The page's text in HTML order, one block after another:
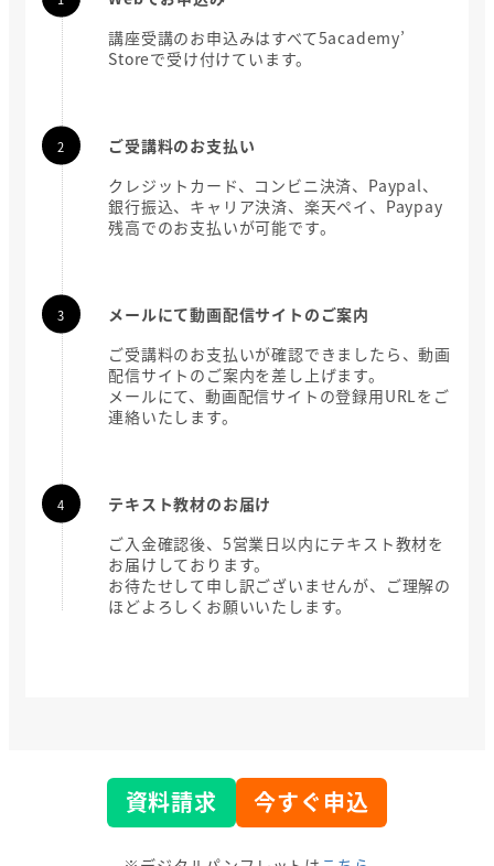
講座受講のお申込みはすべて5academy’
Storeで受け付けています。
ご受講料のお支払い
クレジットカード、コンビニ決済、Paypal、
銀行振込、キャリア決済、楽天ペイ、Paypay
残高でのお支払いが可能です。
メールにて動画配信サイトのご案内
ご受講料のお支払いが確認できましたら、動画
配信サイトのご案内を差し上げます。
メールにて、動画配信サイトの登録用URLをご
連絡いたします。
テキスト教材のお届け
ご入金確認後、5営業日以内にテキスト教材を
お届けしております。
お待たせして申し訳ございませんが、ご理解の
ほどよろしくお願いいたします。
資料請求 今すぐ申込